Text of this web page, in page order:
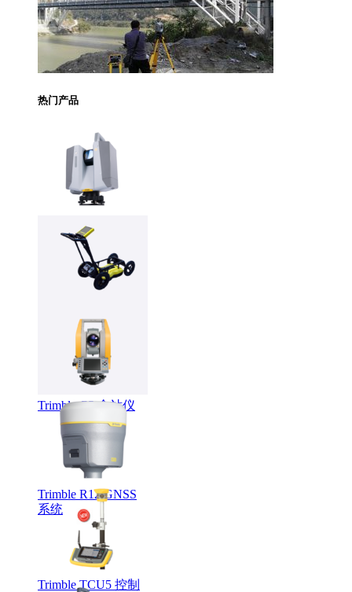
热门产品
Trimble X12 三维扫
LMX系列智能探地
Trimble C5 全站仪
Trimble R12 GNSS
系统
Trimble TCU5 控制